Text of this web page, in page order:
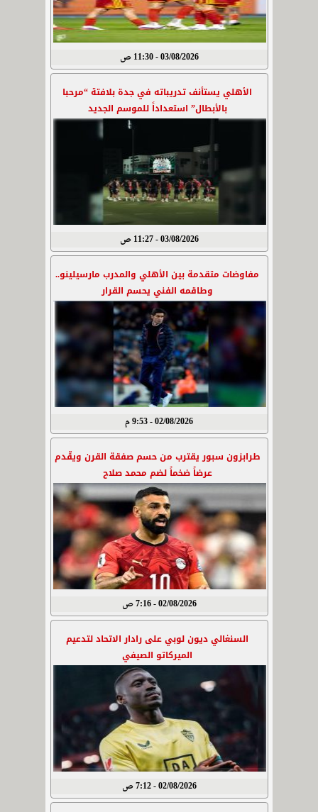
03/08/2026 - 11:30 ص
الأهلي يستأنف تدريباته في جدة بلافتة “مرحبا
بالأبطال” استعداداً للموسم الجديد
03/08/2026 - 11:27 ص
مفاوضات متقدمة بين الأهلي والمدرب مارسيلينو..
وطاقمه الفني يحسم القرار
02/08/2026 - 9:53 م
طرابزون سبور يقترب من حسم صفقة القرن ويقّدم
عرضاً ضخماً لضم محمد صلاح
02/08/2026 - 7:16 ص
السنغالي ديون لوبي على رادار الاتحاد لتدعيم
الميركاتو الصيفي
02/08/2026 - 7:12 ص